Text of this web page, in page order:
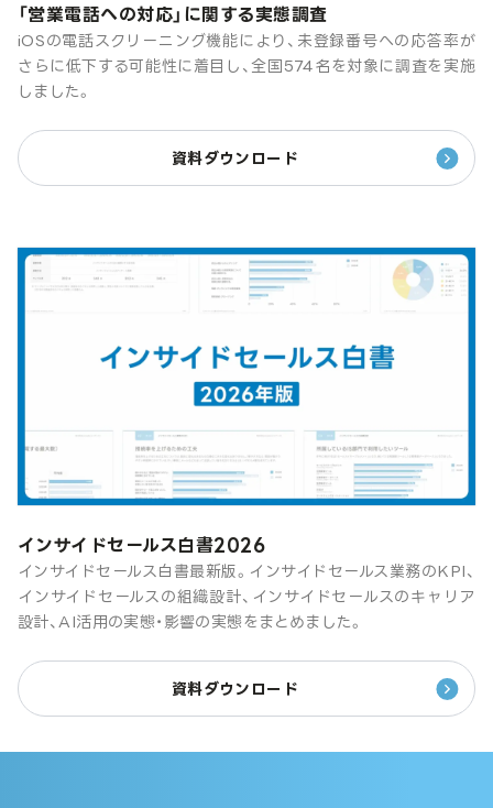
「営業電話への対応」に関する実態調査
iOSの電話スクリーニング機能により、未登録番号への応答率が
さらに低下する可能性に着目し、全国574名を対象に調査を実施
しました。
資料ダウンロード
インサイドセールス白書2026
インサイドセールス白書最新版。インサイドセールス業務のKPI、
インサイドセールスの組織設計、インサイドセールスのキャリア
設計、AI活用の実態・影響の実態をまとめました。
資料ダウンロード